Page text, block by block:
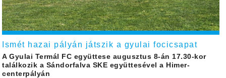
Ismét hazai pályán játszik a gyulai focicsapat
A Gyulai Termál FC együttese augusztus 8-án 17.30-kor
találkozik a Sándorfalva SKE együttesével a Himer-
centerpályán